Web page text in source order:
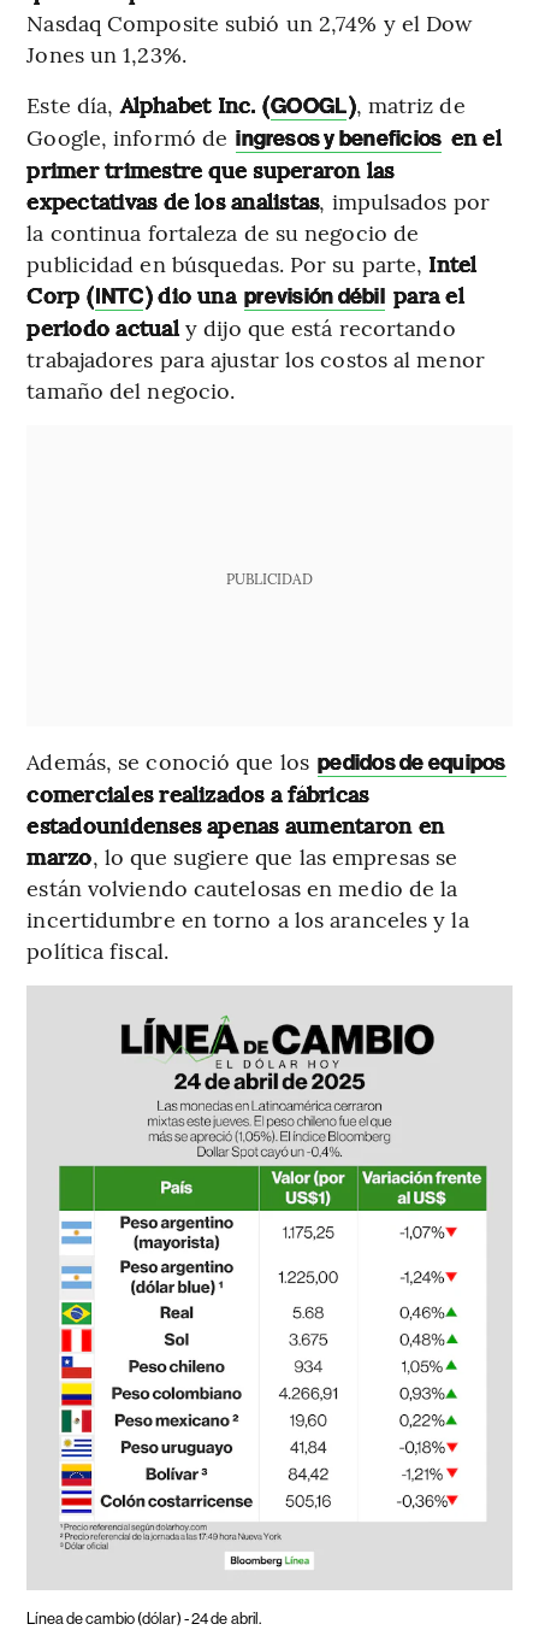
Nasdaq Composite subió un 2,74% y el Dow
Jones un 1,23%.
Este día, Alphabet Inc. (GOOGL), matriz de
Google, informó de ingresos y beneficios en el
primer trimestre que superaron las
expectativas de los analistas, impulsados por
la continua fortaleza de su negocio de
publicidad en búsquedas. Por su parte, Intel
Corp (INTC) dio una previsión débil para el
periodo actual y dijo que está recortando
trabajadores para ajustar los costos al menor
tamaño del negocio.
PUBLICIDAD
Además, se conoció que los pedidos de equipos
comerciales realizados a fábricas
estadounidenses apenas aumentaron en
marzo, lo que sugiere que las empresas se
están volviendo cautelosas en medio de la
incertidumbre en torno a los aranceles y la
política fiscal.
Línea de cambio (dólar) - 24 de abril.